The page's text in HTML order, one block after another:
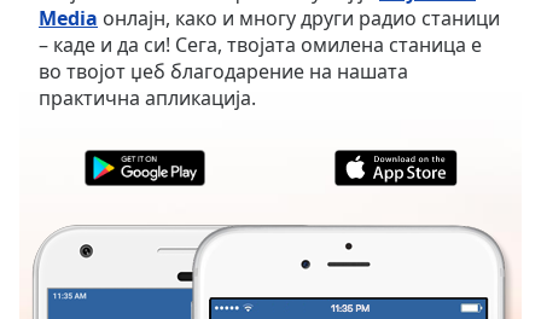
Current
Time 0:00
Duration-:-
Seek to
live,
behind
Media онлајн, како и многу други радио станици
– каде и да си! Сега, твојата омилена станица е
во твојот џеб благодарение на нашата
практична апликација.